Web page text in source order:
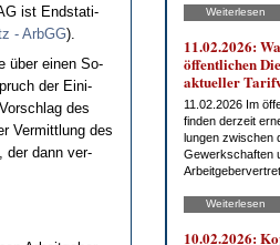
ist End­sta­ti­
- ArbGG).
über ei­nen So­
der Ei­ni­
des
Ver­mitt­lung des
der dann ver­
Weiterlesen
11.02.2026:
öf­fent­li­chen
ak­tu­el­ler
11.02.2026 Im
fin­den der­zeit
lun­gen zwi­schen
Ge­werk­schaf­ten
Weiterlesen
10.02.2026: